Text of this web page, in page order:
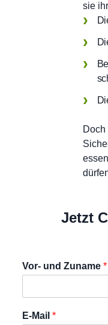
sie
Jetzt
Vor- und Zuname *
o
r
E-Mail *